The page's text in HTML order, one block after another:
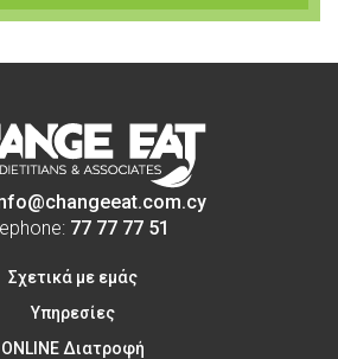
77 77 77 51
Σχετικά με εμάς
Υπηρεσίες
ONLINE Διατροφή